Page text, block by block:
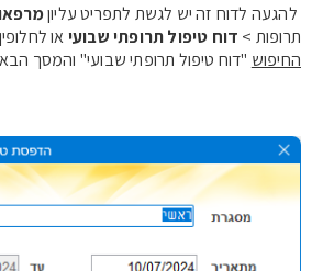
להגעה לדוח זה יש לגשת לתפריט עליון
תרופות > דוח טיפול תרופתי שבועיאו
החיפוש "דוח טיפול תרופתי שבועי" והמסך